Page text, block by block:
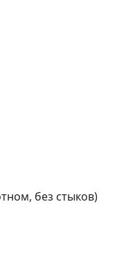
без стыков)